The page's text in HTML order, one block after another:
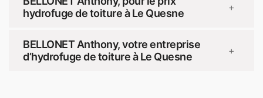
hydrofuge de toiture à Le Quesne
+
BELLONET Anthony, votre entreprise
d’hydrofuge de toiture à Le Quesne
+